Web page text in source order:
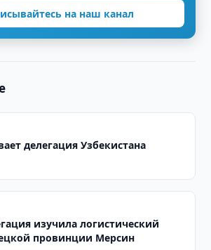
на наш канал
делегация Узбекистана
изучила логистический
провинции Мерсин